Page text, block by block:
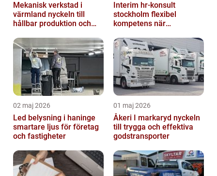
Mekanisk verkstad i
värmland nyckeln till
hållbar produktion och
Interim hr-konsult
stockholm flexibel
kompetens när
stöd
02 maj 2026
Led belysning i haninge
smartare ljus för företag
och fastigheter
01 maj 2026
Åkeri I markaryd nyckeln
till trygga och effektiva
godstransporter